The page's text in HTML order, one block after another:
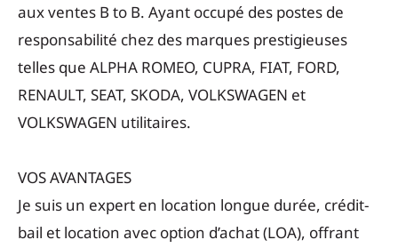
aux ventes B to B. Ayant occupé des postes de
responsabilité chez des marques prestigieuses
telles que ALPHA ROMEO, CUPRA, FIAT, FORD,
RENAULT, SEAT, SKODA, VOLKSWAGEN et
VOLKSWAGEN utilitaires.
VOS AVANTAGES
Je suis un expert en location longue durée, crédit-
bail et location avec option d’achat (LOA), offrant